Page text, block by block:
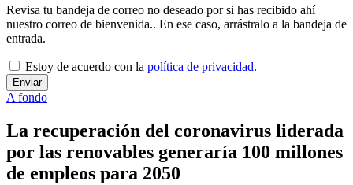
Revisa tu bandeja de correo no deseado por si has recibido ahí
nuestro correo de bienvenida.. En ese caso, arrástralo a la bandeja de
entrada.
Estoy de acuerdo con la política de privacidad.
A fondo
La recuperación del coronavirus liderada
por las renovables generaría 100 millones
de empleos para 2050